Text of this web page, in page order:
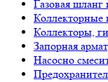
Газовая шланг
Коллекторы,
Запорная
Насосно